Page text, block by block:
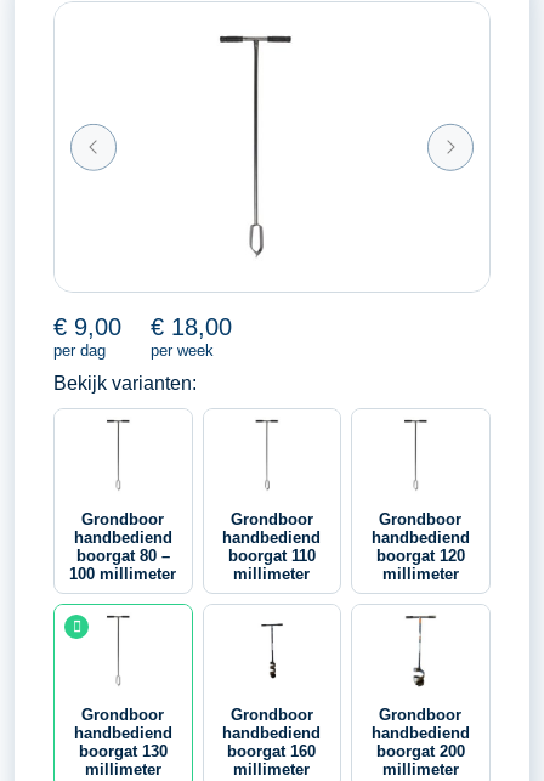
€ 9,00
per dag
€ 18,00
per week
Bekijk varianten:
Grondboor
handbediend
boorgat 80 –
100 millimeter
Grondboor
handbediend
boorgat 110
millimeter
Grondboor
handbediend
boorgat 120
millimeter
Grondboor
handbediend
boorgat 130
millimeter
Grondboor
handbediend
boorgat 160
millimeter
Grondboor
handbediend
boorgat 200
millimeter